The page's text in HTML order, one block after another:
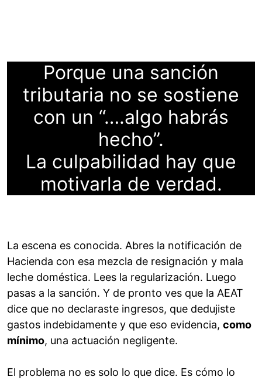
Porque una sanción
tributaria no se sostiene
con un “….algo habrás
hecho”.
La culpabilidad hay que
motivarla de verdad.
La escena es conocida. Abres la notificación de
Hacienda con esa mezcla de resignación y mala
leche doméstica. Lees la regularización. Luego
pasas a la sanción. Y de pronto ves que la AEAT
dice que no declaraste ingresos, que dedujiste
gastos indebidamente y que eso evidencia, como
mínimo, una actuación negligente.
El problema no es solo lo que dice. Es cómo lo